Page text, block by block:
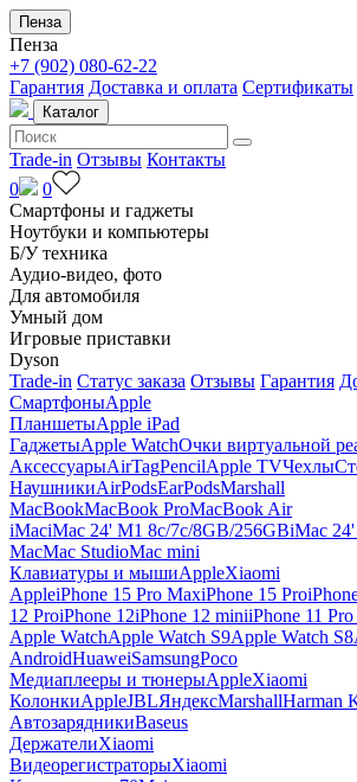
Пенза
Пенза
+7 (902) 080-62-22
Гарантия Доставка и оплата Сертификаты
Каталог
Trade-in Отзывы Контакты
0
0
Смартфоны и гаджеты
Ноутбуки и компьютеры
Б/У техника
Аудио-видео, фото
Для автомобиля
Умный дом
Игровые приставки
Dyson
Trade-in Статус заказа Отзывы Гарантия
СмартфоныApple
ПланшетыApple iPad
ГаджетыApple WatchОчки виртуальной
АксессуарыAirTagPencilApple TVЧехлы
НаушникиAirPodsEarPodsMarshall
MacBookMacBook ProMacBook Air
iMaciMac 24' M1 8c/7c/8GB/256GBiMac
MacMac StudioMac mini
Клавиатуры и мышиAppleXiaomi
AppleiPhone 15 Pro MaxiPhone 15 Pro
12 ProiPhone 12iPhone 12 miniiPhone 11
Apple WatchApple Watch S9Apple Watch S8
AndroidHuaweiSamsungPoco
Медиаплееры и тюнерыAppleXiaomi
КолонкиAppleJBLЯндексMarshallHarman
АвтозарядникиBaseus
ДержателиXiaomi
ВидеорегистраторыXiaomi